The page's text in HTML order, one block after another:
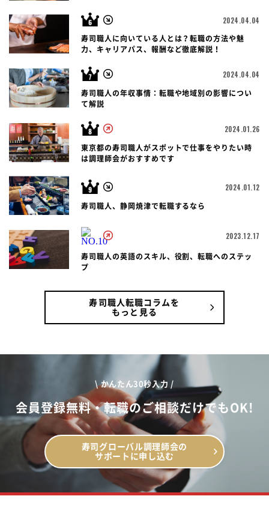
2024.04.04
寿司職人に向いている人とは？転職の方法や魅
力、キャリアパス、報酬など徹底解説！
2024.04.04
寿司職人の年収事情：転職や地域別の影響につい
て解説
2024.01.26
東京都の寿司職人がスポットで仕事をやりたい時
は調理師会がおすすめです
2024.01.12
寿司職人、静岡焼津で転職するなら
2023.12.17
寿司職人の英語のスキル、役割、転職へのステッ
プ
寿司職人転職コラムを
もっと見る
\ かんたん30秒入力 /
会員登録無料・転職のご相談だけでもOK!
寿司グローバル調理師会の
サポートに申し込む